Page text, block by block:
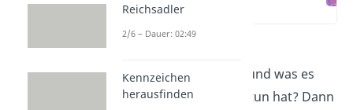
Du willst wissen, was das
Abstraktionsprinzip
ist und was es
mit dem Kaufvertrag zu tun hat? Dann
Reichsadler
2/6 – Dauer: 02:49
Kennzeichen
herausfinden